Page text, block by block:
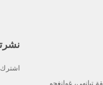
اشترك